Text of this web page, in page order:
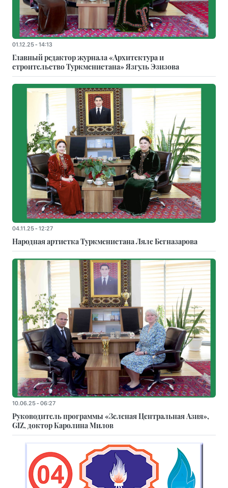
01.12.25 - 14:13
Главный редактор журнала «Архитектура и
строительство Туркменистана» Язгуль Эзизова
04.11.25 - 12:27
Народная артистка Туркменистана Ляле Бегназарова
10.06.25 - 06:27
Руководитель программы «Зеленая Центральная Азия»,
GIZ, доктор Каролина Милов